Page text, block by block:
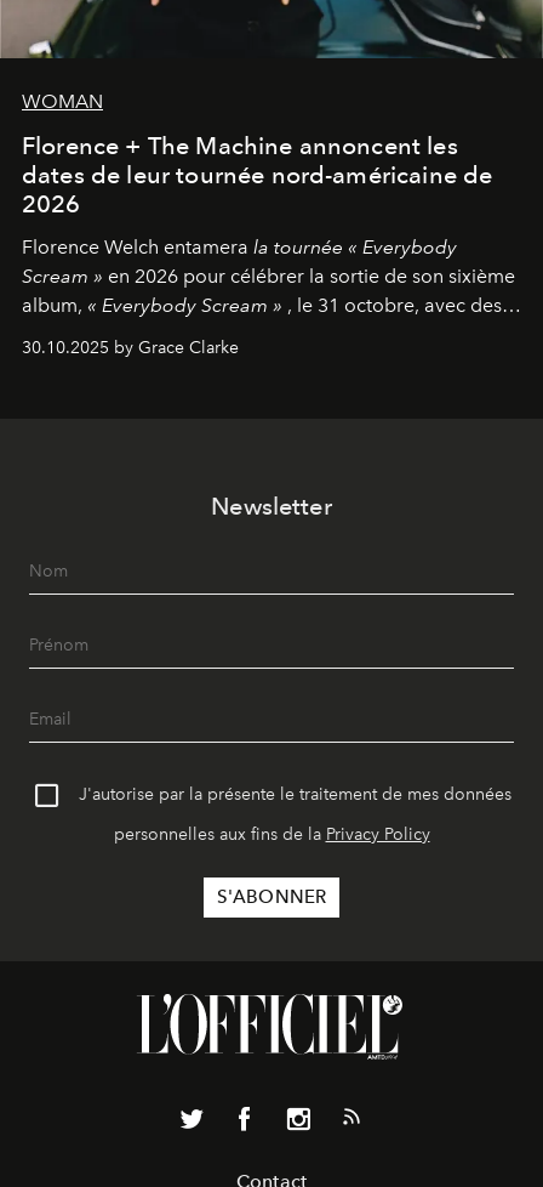
WOMAN
Florence + The Machine annoncent les
dates de leur tournée nord-américaine de
2026
Florence Welch entamera la tournée « Everybody
Scream » en 2026 pour célébrer la sortie de son sixième
album, « Everybody Scream » , le 31 octobre, avec des
dates nord-américaines débutant en avril prochain.
30.10.2025 by Grace Clarke
Newsletter
J'autorise par la présente le traitement de mes données
personnelles aux fins de la Privacy Policy
Contact